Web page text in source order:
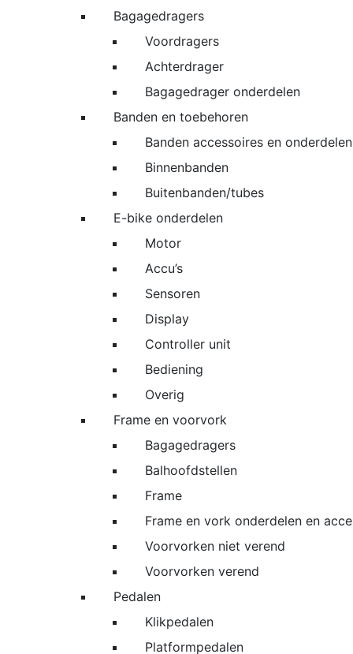
Bagagedragers
Voordragers
Achterdrager
Bagagedrager onderdelen
Banden en toebehoren
Banden accessoires en onderdelen
Binnenbanden
Buitenbanden/tubes
E-bike onderdelen
Motor
Accu’s
Sensoren
Display
Controller unit
Bediening
Overig
Frame en voorvork
Bagagedragers
Balhoofdstellen
Frame
Frame en vork onderdelen en
Voorvorken niet verend
Voorvorken verend
Pedalen
Klikpedalen
Platformpedalen